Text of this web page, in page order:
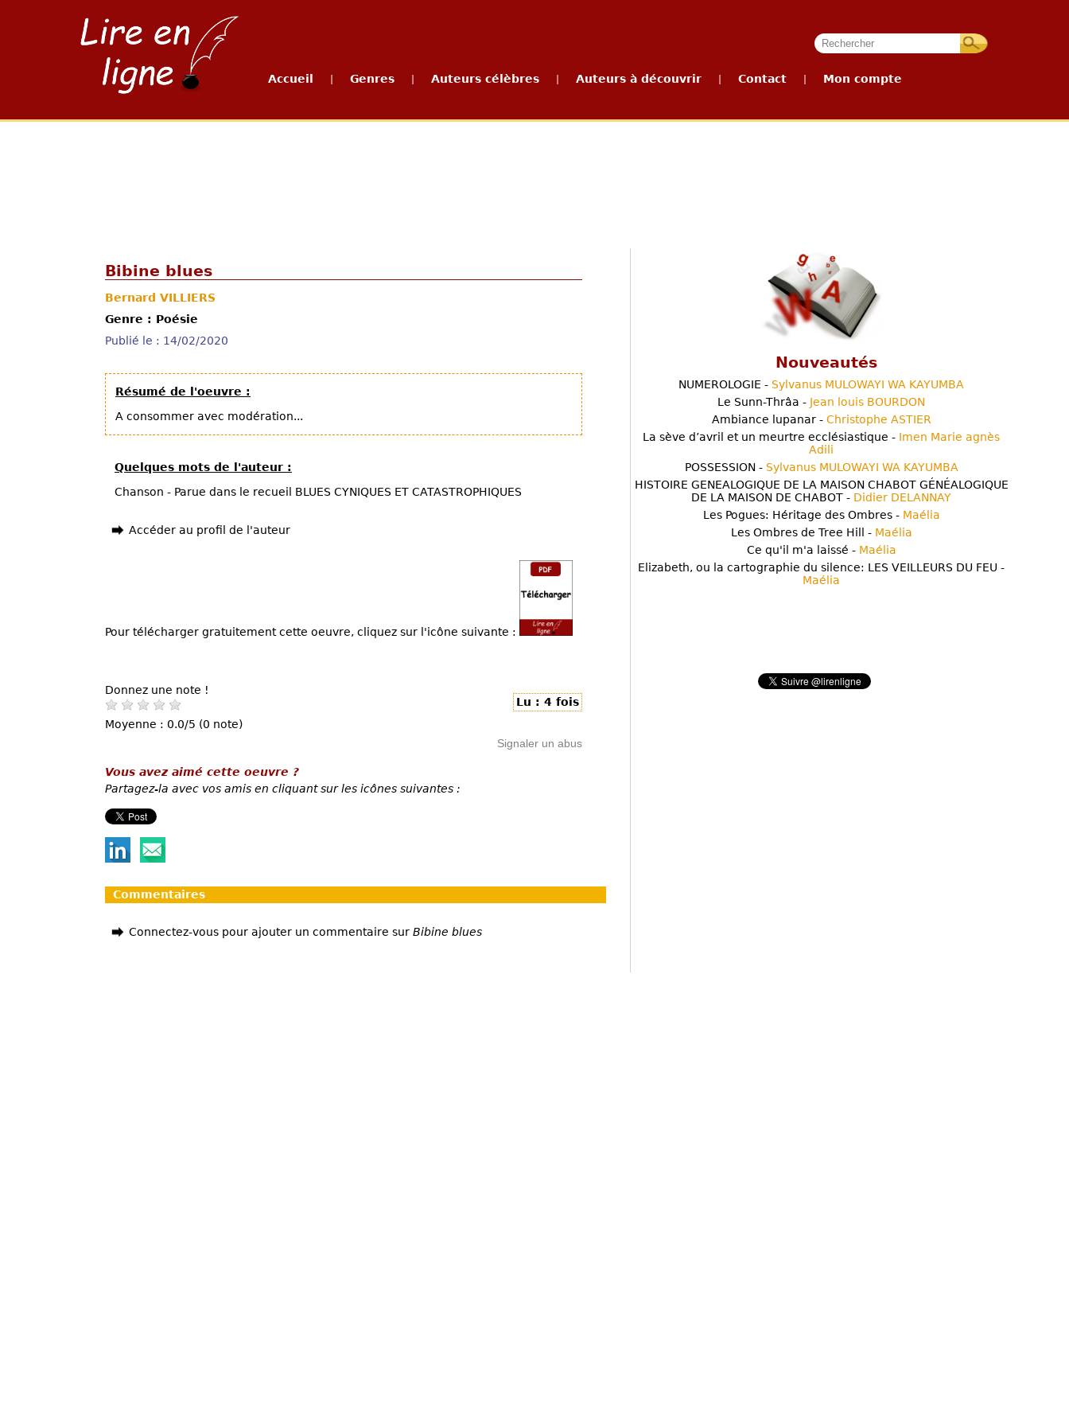
Accueil Genres Auteurs célèbres Auteurs à découvrir Contact Mon compte
Bibine blues
Bernard VILLIERS
Genre : Poésie
Publié le : 14/02/2020
Résumé de l'oeuvre :
A consommer avec modération...
Quelques mots de l'auteur :
Chanson - Parue dans le recueil BLUES CYNIQUES ET CATASTROPHIQUES
Accéder au profil de l'auteur
Pour télécharger gratuitement cette oeuvre, cliquez sur l'icône suivante :
Donnez une note !
Moyenne : 0.0/5 (0 note)
Lu : 4 fois
Signaler un abus
Vous avez aimé cette oeuvre ?
Partagez-la avec vos amis en cliquant sur les icônes suivantes :
Commentaires
Connectez-vous pour ajouter un commentaire sur Bibine blues
Nouveautés
NUMEROLOGIE - Sylvanus MULOWAYI WA KAYUMBA
Le Sunn-Thrâa - Jean louis BOURDON
Ambiance lupanar - Christophe ASTIER
La sève d’avril et un meurtre ecclésiastique - Imen Marie agnès
Adili
POSSESSION - Sylvanus MULOWAYI WA KAYUMBA
HISTOIRE GENEALOGIQUE DE LA MAISON CHABOT GÉNÉALOGIQUE
DE LA MAISON DE CHABOT - Didier DELANNAY
Les Pogues: Héritage des Ombres - Maélia
Les Ombres de Tree Hill - Maélia
Ce qu'il m'a laissé - Maélia
Elizabeth, ou la cartographie du silence: LES VEILLEURS DU FEU -
Maélia